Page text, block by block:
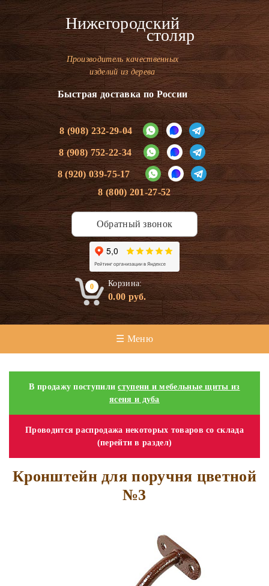
Нижегородский
столяр
Производитель качественных
изделий из дерева
Быстрая доставка по России
8 (908) 232-29-04
8 (908) 752-22-34
8 (920) 039-75-17
8 (800) 201-27-52
Обратный звонок
0 Корзина:
0.00руб.
☰ Меню
В продажу поступилиступени и мебельные щиты из
ясеня и дуба
Проводится распродажа некоторых товаров со склада
(перейти в раздел)
Кронштейн для поручня цветной
№3